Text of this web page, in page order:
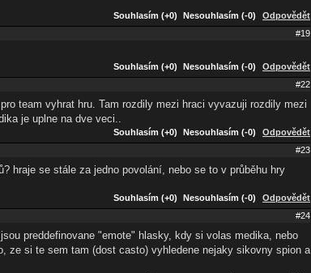
Souhlasím (+0) Nesouhlasím (-0) Odpovědět
#19
Souhlasím (+0) Nesouhlasím (-0) Odpovědět
#22
team vyhrat hru. Tam rozdily mezi hraci vyvazuji rozdily mezi
je uplne na dve veci..
Souhlasím (+0) Nesouhlasím (-0) Odpovědět
#23
hraje se stále za jedno povolání, nebo se to v průběhu hry
Souhlasím (+0) Nesouhlasím (-0) Odpovědět
#24
preddefinovane "emote" hlasky, kdy si volas medika, nebo
ze si te sem tam (dost casto) vyhledene nejaky sikovny spion a